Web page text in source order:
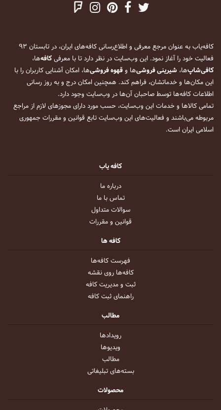
کافه‌یاب به عنوان مرجع معرفی و اطلاع‌رسانی کافه‌های ایران، در تابستان ۹۳
فعالیت خود را آغاز نمود. این وب‌سایت در نظر دارد تا با معرفیکافه‌ها،
کافی‌شاپ‌ها، شیرینی فروشی‌ها وقهوه فروشی‌ها، امکان آشنایی کاربران را با
این مکان‌ها و خدماتشان، فراهم کند. همچنین امکان درج و به روز رسانی
اطلاعات کافه‌ها توسط صاحبان آن‌ها در وب‌سایت وجود دارد.
تمامی کالاها و خدمات این وب‌سایت، حسب مورد دارای مجوزهای لازم از مراجع
مربوطه می‌باشند و فعالیت‌های این وب‌سایت تابع قوانین و مقررات جمهوری
اسلامی ایران است.
کافه یاب
درباره ما
تماس با ما
سوالات متداول
قوانین و مقررات
کافه ها
فهرست کافه‌ها
کافه‌ها روی نقشه
ثبت و مدیریت کافه
راهنمای ثبت کافه
مطالب
رویداد‌ها
ویدیو‌ها
مطالب
بسته‌های تبلیغاتی
محصولات